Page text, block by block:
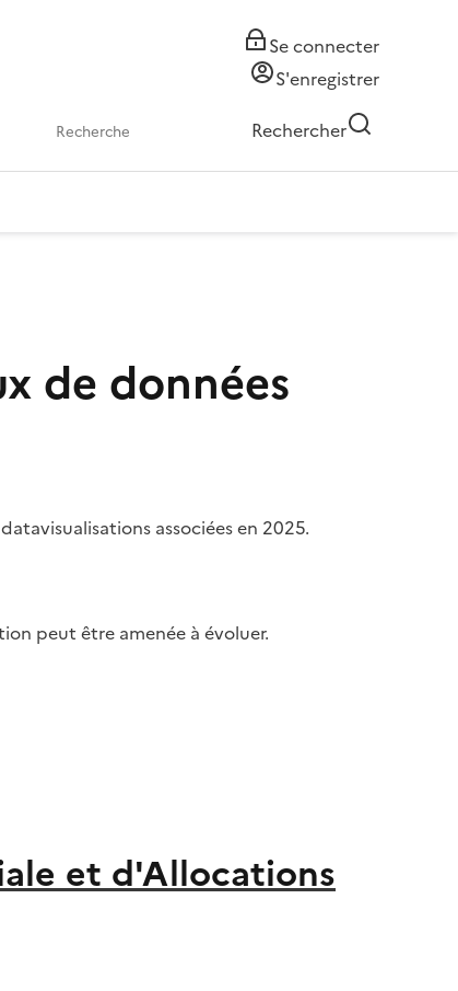
Se connecter
S'enregistrer
Rechercher
de données
associées en 2025.
peut être amenée à évoluer.
et d'Allocations